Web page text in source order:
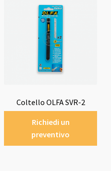
Coltello OLFA SVR-2
Richiedi un
preventivo